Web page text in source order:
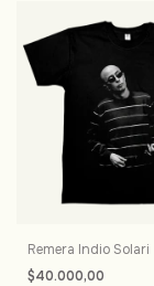
Remera Indio Solari
$40.000,00